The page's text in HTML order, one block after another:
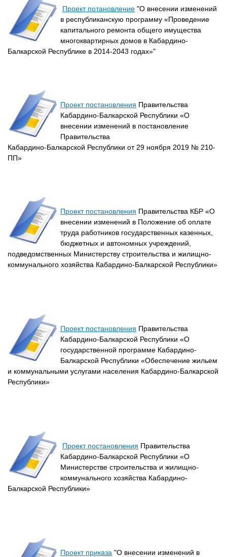
Проект потановление "О внесении изменений
в республиканскую программу «Проведение
капитального ремонта общего имущества
многоквартирных домов в Кабардино-
Балкарской Республике в 2014-2043 годах»"
Проект постановления Правительства
Кабардино-Балкарской Республики «О
внесении изменений в постановление
Правительства
Кабардино-Балкарской Республики от 29 ноября 2019 № 210-
ПП»
Проект постановления Правительства КБР «О
внесении изменений в Положение об оплате
труда работников государственных казенных,
бюджетных и автономных учреждений,
подведомственных Министерству строительства и жилищно-
коммунального хозяйства Кабардино-Балкарской Республики»
Проект постановления Правительства
Кабардино-Балкарской Республики «О
государственной программе Кабардино-
Балкарской Республики «Обеспечение жильем
и коммунальными услугами населения Кабардино-Балкарской
Республики»
Проект постановления Правительства
Кабардино-Балкарской Республики «О
Министерстве строительства и жилищно-
коммунального хозяйства Кабардино-
Балкарской Республики»
Проект приказа "О внесении изменений в